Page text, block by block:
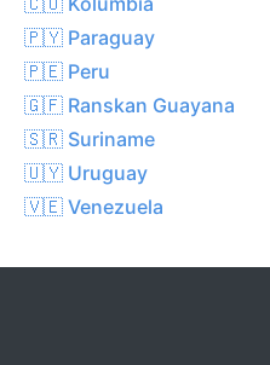
🇵🇾 Paraguay
🇵🇪 Peru
🇬🇫 Ranskan Guayana
🇸🇷 Suriname
🇺🇾 Uruguay
🇻🇪 Venezuela